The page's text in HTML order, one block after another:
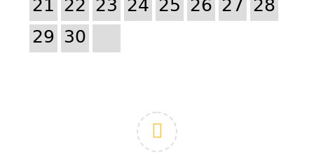
21 22 23 24 25 26 27 28
29 30